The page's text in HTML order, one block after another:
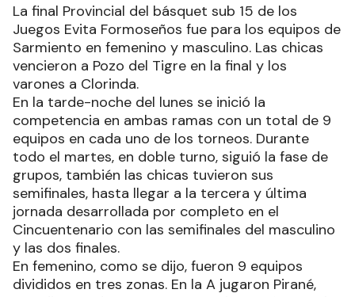
La final Provincial del básquet sub 15 de los
Juegos Evita Formoseños fue para los equipos de
Sarmiento en femenino y masculino. Las chicas
vencieron a Pozo del Tigre en la final y los
varones a Clorinda.
En la tarde-noche del lunes se inició la
competencia en ambas ramas con un total de 9
equipos en cada uno de los torneos. Durante
todo el martes, en doble turno, siguió la fase de
grupos, también las chicas tuvieron sus
semifinales, hasta llegar a la tercera y última
jornada desarrollada por completo en el
Cincuentenario con las semifinales del masculino
y las dos finales.
En femenino, como se dijo, fueron 9 equipos
divididos en tres zonas. En la A jugaron Pirané,